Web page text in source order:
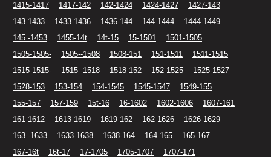
1415-1417
1417-142 142-1424 1424-1427
1427-143
143-1433
1433-1436 1436-144 144-1444
1444-1449
145 -1453
1455-14t 14t-15 15-1501
1501-1505
1505-1505-
1505--1508 1508-151 151-1511
1511-1515
1515-1515-
1515--1518 1518-152 152-1525
1525-1527
1528-153
153-154 154-1545 1545-1547
1549-155
155-157
157-159 15t-16 16-1602 1602-1606
1607-161
161-1612
1613-1619 1619-162 162-1626
1626-1629
163 -1633
1633-1638 1638-164 164-165
165-167
167-16t
16t-17 17-1705 1705-1707
1707-171